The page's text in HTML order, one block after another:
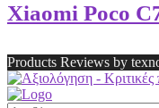
Xiaomi Poco
Products Reviews by